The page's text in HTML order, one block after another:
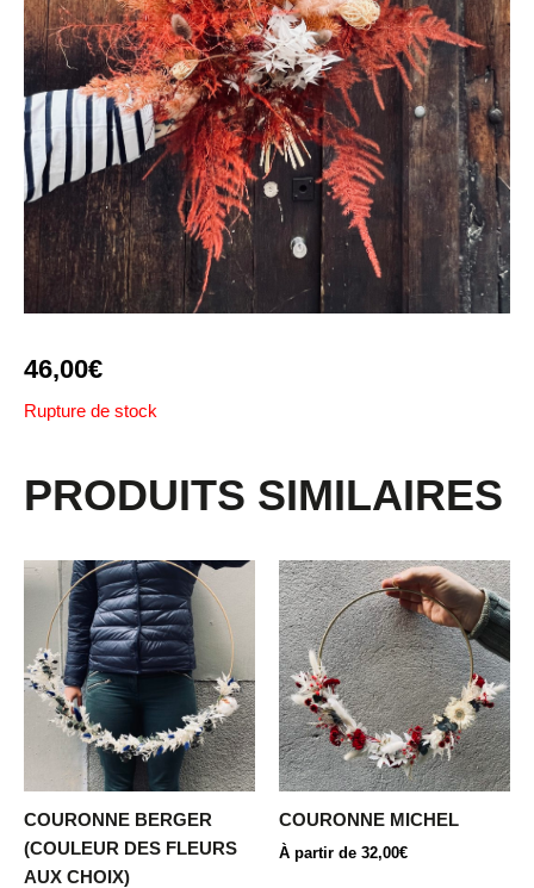
46,00€
Rupture de stock
PRODUITS SIMILAIRES
COURONNE BERGER
(COULEUR DES FLEURS
AUX CHOIX)
COURONNE MICHEL
À partir de 32,00€
Ce
produit
a
plusieurs
variations.
Les
options
peuvent
choisies
sur